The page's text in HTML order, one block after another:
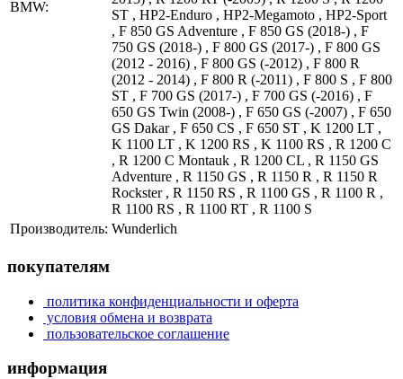
BMW:
ST , HP2-Enduro , HP2-Megamoto , HP2-Sport
, F 850 GS Adventure , F 850 GS (2018-) , F
750 GS (2018-) , F 800 GS (2017-) , F 800 GS
(2012 - 2016) , F 800 GS (-2012) , F 800 R
(2012 - 2014) , F 800 R (-2011) , F 800 S , F 800
ST , F 700 GS (2017-) , F 700 GS (-2016) , F
650 GS Twin (2008-) , F 650 GS (-2007) , F 650
GS Dakar , F 650 CS , F 650 ST , K 1200 LT ,
K 1100 LT , K 1200 RS , K 1100 RS , R 1200 C
, R 1200 C Montauk , R 1200 CL , R 1150 GS
Adventure , R 1150 GS , R 1150 R , R 1150 R
Rockster , R 1150 RS , R 1100 GS , R 1100 R ,
R 1100 RS , R 1100 RT , R 1100 S
Производитель: Wunderlich
покупателям
политика конфиденциальности и оферта
условия обмена и возврата
пользовательское соглашение
информация